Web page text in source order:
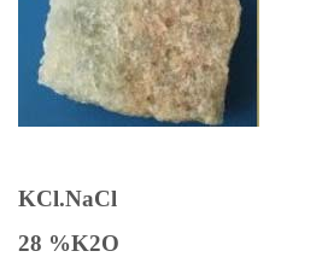
KCl.NaCl
28 %K2O